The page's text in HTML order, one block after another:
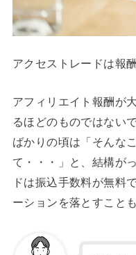
アクセストレードは報
アフィリエイト報酬が
るほどのものではない
ばかりの頃は「そんな
て・・・」と、結構が
ドは振込手数料が無料
ーションを落とすこと